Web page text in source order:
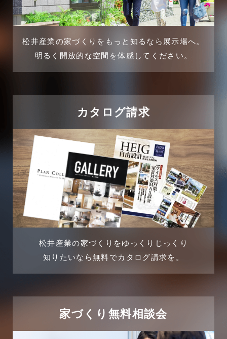
介護施設経営活用事例
企業誘致事例
住宅に関するよくある質問
商品情報
土地に関するよくある質問
土地活用事例
土地活用提案
売買物件
太陽光発電活用事例
2024年12月
2024年11月
2024年9月
2024年7月
2024年6月
2024年5月
2024年4月
2024年2月
2023年12月
松井産業の家づくりをもっと知るなら展示場へ。
明るく開放的な空間を体感してください。
カタログ請求
松井産業の家づくりをゆっくりじっくり
知りたいなら無料でカタログ請求を。
家づくり無料相談会